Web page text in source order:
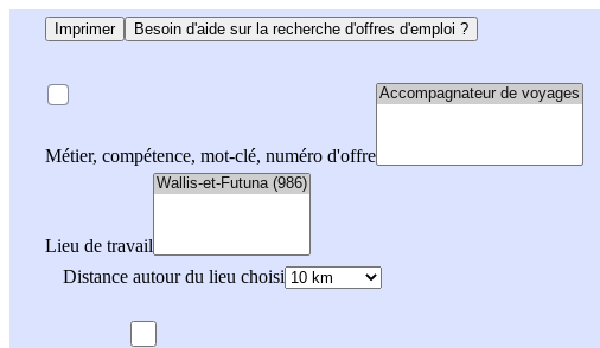
Imprimer Besoin d'aide sur la recherche d'offres d'emploi ?
Métier, compétence, mot-clé, numéro d'offre
Lieu de travail
Distance autour du lieu choisi